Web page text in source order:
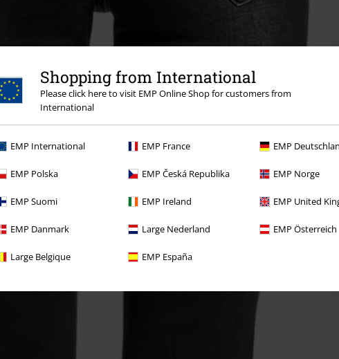
Shopping from International
Please click here to visit EMP Online Shop for customers from
International
EMP International EMP France EMP
EMP Polska EMP Česká Republika EMP Norge
EMP Suomi EMP Ireland EMP United
EMP Danmark Large Nederland EMP Österreich
Large Belgique EMP España